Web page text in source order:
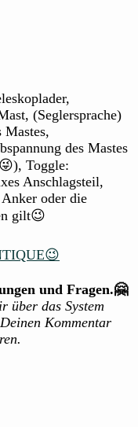
(Seglersprache)
Mastes,
des Mastes
Toggle:
Anschlagsteil,
oder die
gilt😉
und Fragen.🤗
über das System
Kommentar